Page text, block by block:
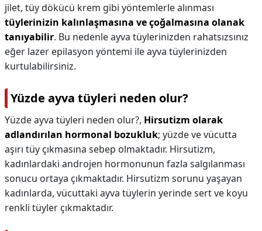
jilet, tüy dökücü krem gibi yöntemlerle alınması
tüylerinizin kalınlaşmasına ve çoğalmasına olanak
tanıyabilir. Bu nedenle ayva tüylerinizden rahatsızsınız
eğer lazer epilasyon yöntemi ile ayva tüylerinizden
kurtulabilirsiniz.
Yüzde ayva tüyleri neden olur?
Yüzde ayva tüyleri neden olur?, Hirsutizm olarak
adlandırılan hormonal bozukluk; yüzde ve vücutta
aşırı tüy çıkmasına sebep olmaktadır. Hirsutizm,
kadınlardaki androjen hormonunun fazla salgılanması
sonucu ortaya çıkmaktadır. Hirsutizm sorunu yaşayan
kadınlarda, vücuttaki ayva tüylerin yerinde sert ve koyu
renkli tüyler çıkmaktadır.